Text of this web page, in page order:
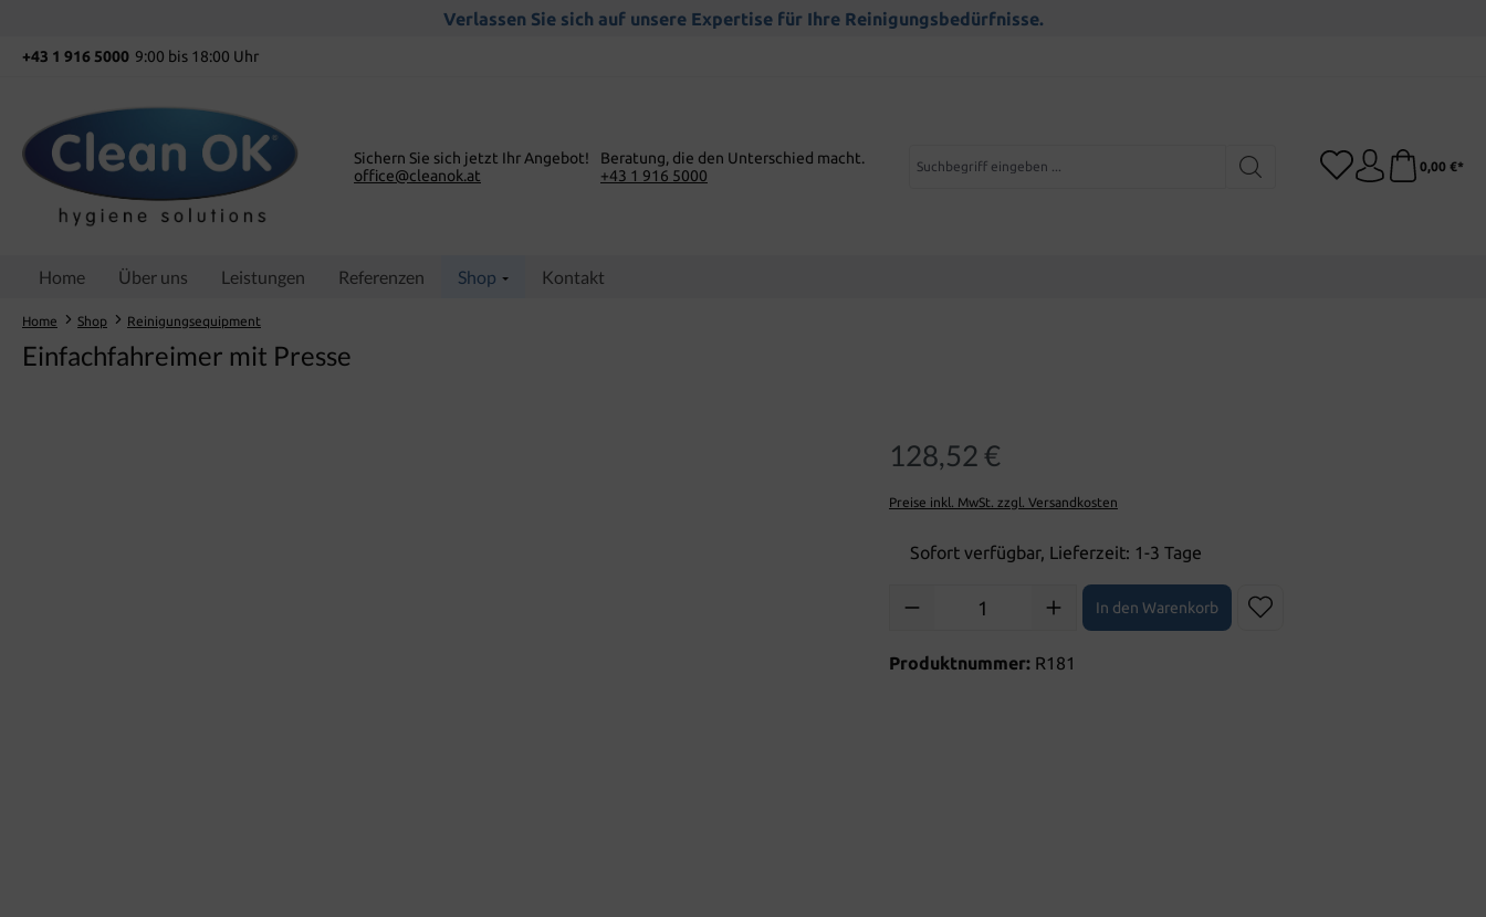
Verlassen Sie sich auf unsere Expertise für Ihre Reinigungsbedürfnisse.
+43 1 916 5000 9:00 bis 18:00 Uhr
Sichern Sie sich jetzt Ihr Angebot!
office@cleanok.at
Beratung, die den Unterschied macht.
+43 1 916 5000
0,00 €*
Home Über uns Leistungen Referenzen Shop Kontakt
Home Shop Reinigungsequipment
Einfachfahreimer mit Presse
128,52 €
Preise inkl. MwSt. zzgl. Versandkosten
Sofort verfügbar, Lieferzeit: 1-3 Tage
Produkt Anzahl: Gib den gewünschten Wert ein oder benutze die
In den Warenkorb
Produktnummer: R181